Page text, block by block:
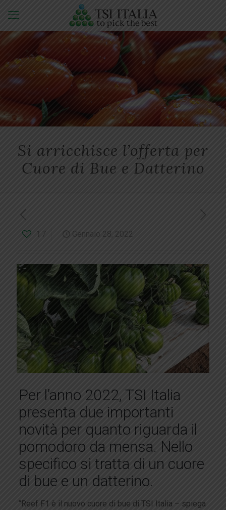
Si arricchisce l’offerta per
Cuore di Bue e Datterino
17 Gennaio 28, 2022
Per l’anno 2022, TSI Italia
presenta due importanti
novità per quanto riguarda il
pomodoro da mensa. Nello
specifico si tratta di un cuore
di bue e un datterino.
“Reef F1 è il nuovo cuore di bue di TSI Italia – spiega